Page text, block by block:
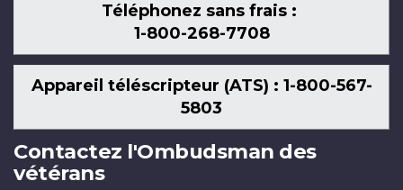
Téléphonez sans frais :
1-800-268-7708
Appareil téléscripteur (ATS) : 1-800-567-
5803
Contactez l'Ombudsman des
vétérans